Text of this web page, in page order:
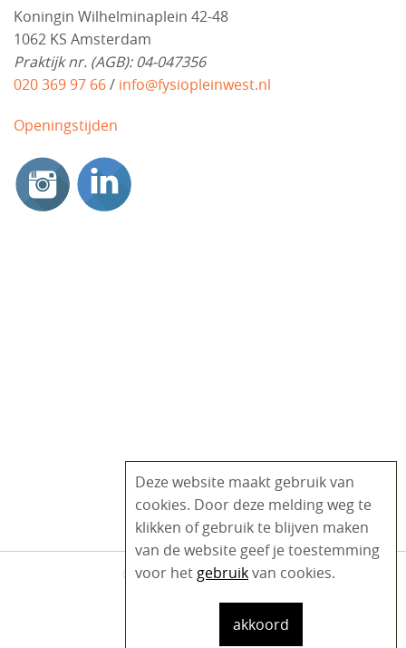
Koningin Wilhelminaplein 42-48
1062 KS Amsterdam
Praktijk nr. (AGB): 04-047356
020 369 97 66/ info@fysiopleinwest.nl
Openingstijden
Deze website maakt gebruik van
cookies. Door deze melding weg te
klikken of gebruik te blijven maken
van de website geef je toestemming
voor het gebruikvan cookies.
akkoord
© 2020 - 2026 Fysio Plein West
Voorloper.com